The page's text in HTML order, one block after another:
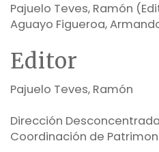
Pajuelo Teves, Ramón
Aguayo Figueroa,
Editor
Pajuelo Teves, Ramón
Dirección
Coordinación de